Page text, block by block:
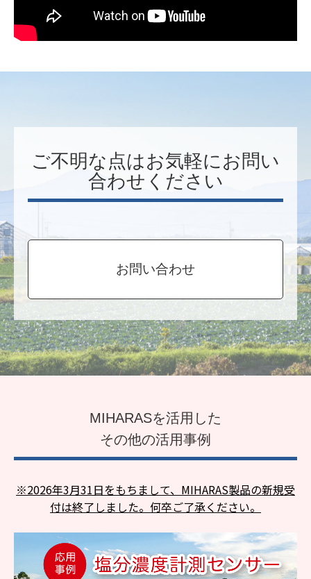
ご不明な点はお気軽にお問い
合わせください
お問い合わせ
MIHARASを活用した
その他の活用事例
※2026年3月31日をもちまして、MIHARAS製品の新規受
付は終了しました。何卒ご了承ください。